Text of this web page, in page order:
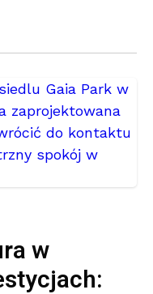
Dziś pojęcie
w